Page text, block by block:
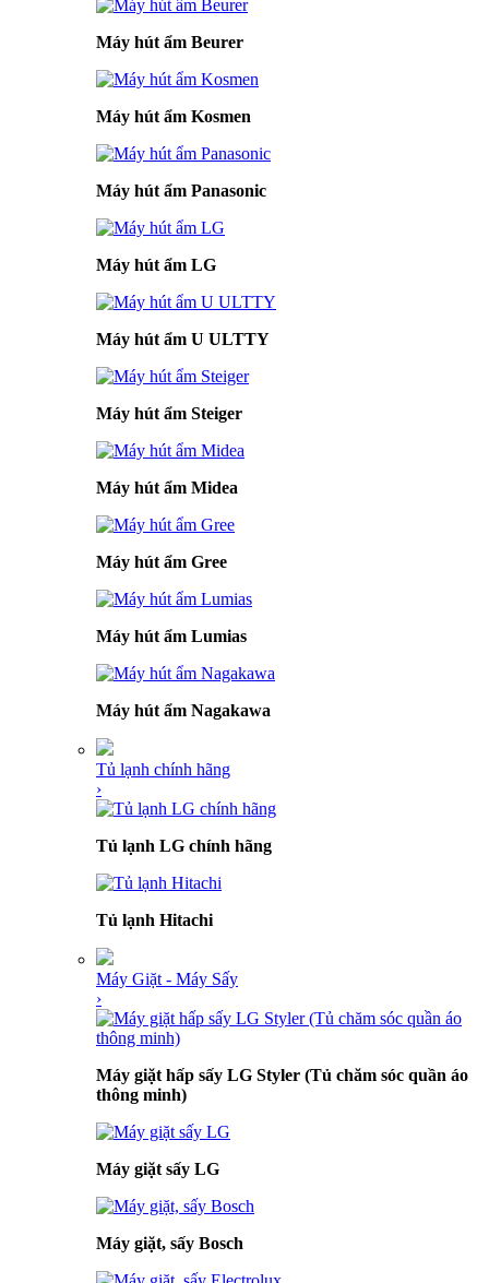
Máy hút ẩm Beurer
Máy hút ẩm Kosmen
Máy hút ẩm Panasonic
Máy hút ẩm LG
Máy hút ẩm U ULTTY
Máy hút ẩm Steiger
Máy hút ẩm Midea
Máy hút ẩm Gree
Máy hút ẩm Lumias
Máy hút ẩm Nagakawa
Tủ lạnh chính hãng
›
Tủ lạnh LG chính hãng
Tủ lạnh Hitachi
Máy Giặt - Máy Sấy
›
Máy giặt hấp sấy LG Styler (Tủ chăm sóc quần áo
thông minh)
Máy giặt sấy LG
Máy giặt, sấy Bosch